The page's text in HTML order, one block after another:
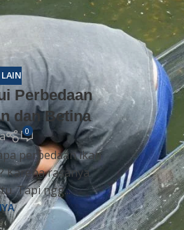
Perbedaan
dan Betina
0
perbedaan ikan
Karena rasanya
Tapi ngg...
Danio
Manfish
Discuss
Palmas
Kura-
Berita
Bisnis
Budidaya
Event